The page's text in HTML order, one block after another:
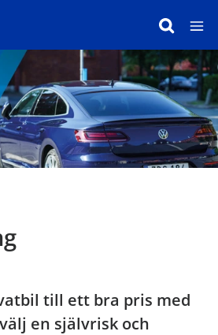
till ett bra pris med
en självrisk och